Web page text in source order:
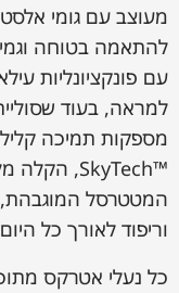
מעוצב עם גומי
עם פונקציונליות
מספקות תמיכה
המטטרסל המוגבהת,
וריפוד לאורך כל
כל נעלי אטרקס